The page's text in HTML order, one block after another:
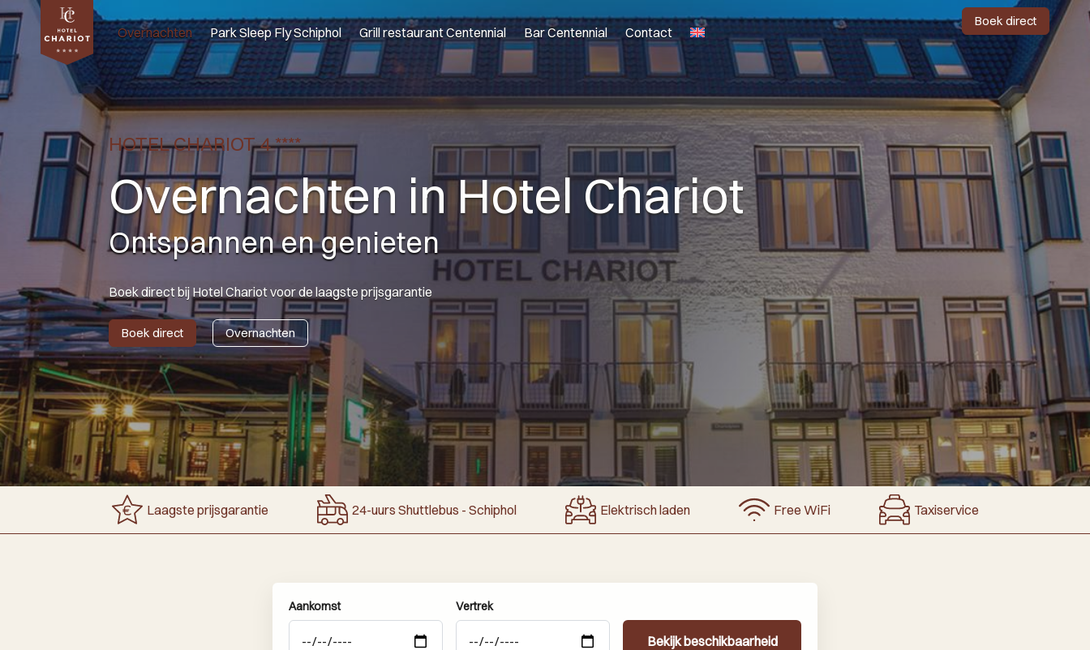
Overnachten Park Sleep Fly Schiphol Grill restaurant Centennial Bar Centennial Contact
Boek direct
HOTEL CHARIOT 4 ****
Overnachten in Hotel Chariot
Ontspannen en genieten
Boek direct bij Hotel Chariot voor de laagste prijsgarantie
Boek direct Overnachten
Laagste prijsgarantie 24-uurs Shuttlebus - Schiphol Elektrisch laden Free WiFi Taxiservice
Aankomst Vertrek
Bekijk beschikbaarheid